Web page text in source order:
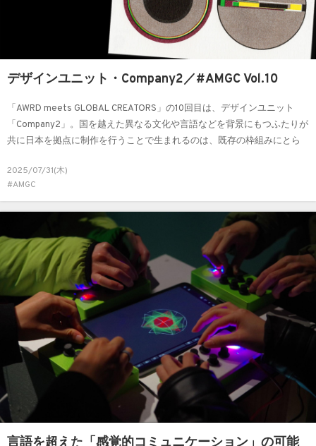
デザインユニット・Company2／#AMGC Vol.10
「AWRD meets GLOBAL CREATORS」の10回目は、デザインユニット
「Company2」。国を越えた異なる文化や言語などを背景にもつふたりが
共に日本を拠点に制作を行うことで生まれるのは、既存の枠組みにとら
動、表現活動の向き合い方についてお話を伺いました。
2025/07/31(木)
#AMGC